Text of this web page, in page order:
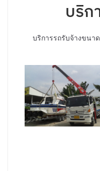
บริก
บริการรถรับจ้างขน